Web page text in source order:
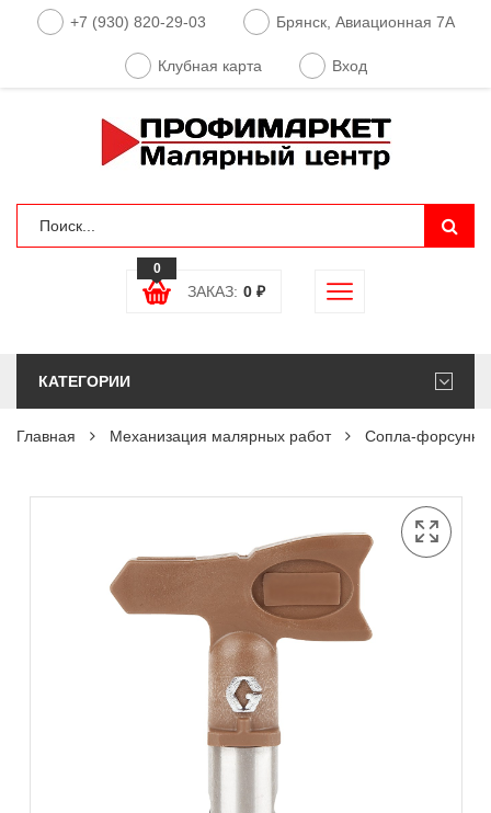
+7 (930) 820-29-03 Брянск, Авиационная 7А
Клубная карта Вход
0
ЗАКАЗ: 0 ₽
КАТЕГОРИИ
Главная Механизация малярных работ Сопла-форсунки